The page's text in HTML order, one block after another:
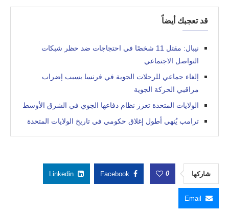
قد تعجبك أيضاً
نيبال: مقتل 11 شخصًا في احتجاجات ضد حظر شبكات
التواصل الاجتماعي
إلغاء جماعي للرحلات الجوية في فرنسا بسبب إضراب
مراقبي الحركة الجوية
الولايات المتحدة تعزز نظام دفاعها الجوي في الشرق الأوسط
ترامب يُنهي أطول إغلاق حكومي في تاريخ الولايات المتحدة
شاركها 0
Facebook
Linkedin
Email